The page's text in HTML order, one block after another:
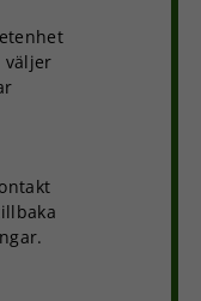
väljer